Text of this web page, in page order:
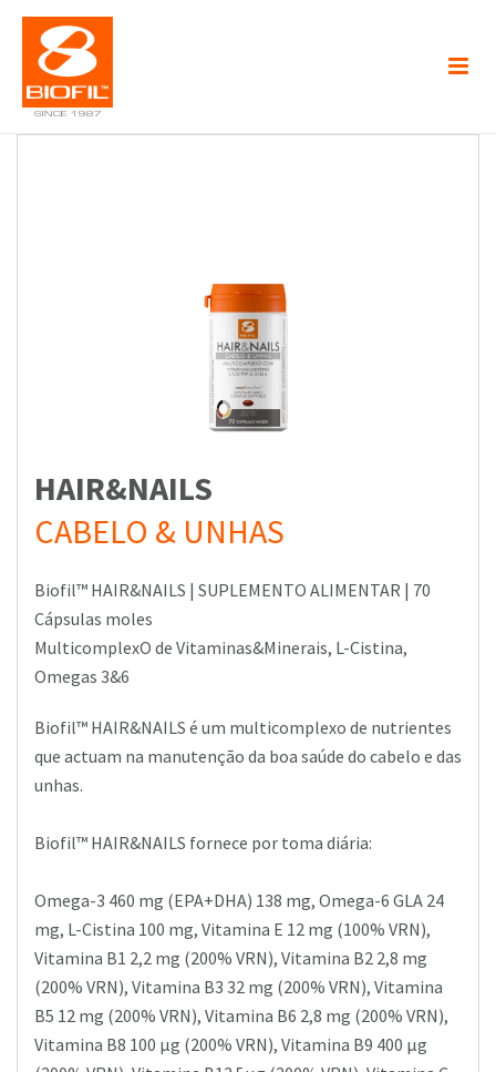
HAIR&NAILS
CABELO & UNHAS
Biofil™ HAIR&NAILS | SUPLEMENTO ALIMENTAR | 70
Cápsulas moles
MulticomplexO de Vitaminas&Minerais, L-Cistina,
Omegas 3&6
Biofil™ HAIR&NAILS é um multicomplexo de nutrientes
que actuam na manutenção da boa saúde do cabelo e das
unhas.
Biofil™ HAIR&NAILS fornece por toma diária:
Omega-3 460 mg (EPA+DHA) 138 mg, Omega-6 GLA 24
mg, L-Cistina 100 mg, Vitamina E 12 mg (100% VRN),
Vitamina B1 2,2 mg (200% VRN), Vitamina B2 2,8 mg
(200% VRN), Vitamina B3 32 mg (200% VRN), Vitamina
B5 12 mg (200% VRN), Vitamina B6 2,8 mg (200% VRN),
Vitamina B8 100 µg (200% VRN), Vitamina B9 400 µg